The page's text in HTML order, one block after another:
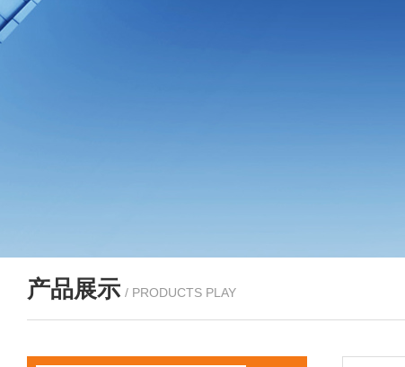
产品展示 / PRODUCTS PLAY